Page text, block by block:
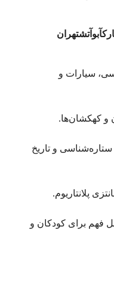
آبو آتشتهران
سیارات و
و کهکشان‌ها.
و تاریخ
پلانتاریوم.
فهم برای کودکان و